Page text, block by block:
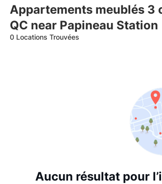
Appartements meublés 3
QC near Papineau Station
0 Locations Trouvées
Aucun résultat pour